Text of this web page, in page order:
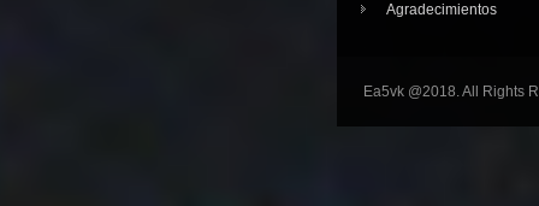
Agradecimientos
Ea5vk @2018. All Rights